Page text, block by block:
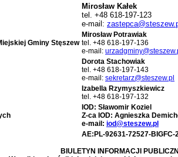
Mirosław Kałek
tel. +48 618-197-123
e-mail:
Gminy Stęszew
Mirosław Potrawiak
tel. +48 618-197-136
e-mail:
Dorota Stachowiak
tel. +48 618-197-143
e-mail: sekretarz@steszew.pl
Izabella Rzymyszkiewicz
tel. +48 618-197-132
IOD: Sławomir Koziel
Z-ca IOD: Agnieszka
e-mail: iod@steszew.pl
AE:PL-92631-72527-BIGFC-
BIULETYN INFORMACJI